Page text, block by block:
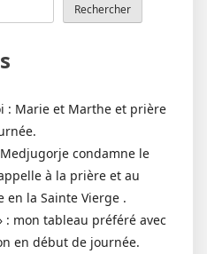
Rechercher
: Marie et Marthe et prière
condamne le
à la prière et au
en la Sainte Vierge .
: mon tableau préféré avec
en début de journée.